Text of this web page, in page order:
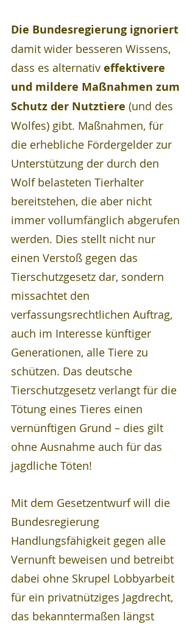
Die Bundesregierung ignoriert
damit wider besseren Wissens,
dass es alternativ effektivere
und mildere Maßnahmen zum
Schutz der Nutztiere (und des
Wolfes) gibt. Maßnahmen, für
die erhebliche Fördergelder zur
Unterstützung der durch den
Wolf belasteten Tierhalter
bereitstehen, die aber nicht
immer vollumfänglich abgerufen
werden. Dies stellt nicht nur
einen Verstoß gegen das
Tierschutzgesetz dar, sondern
missachtet den
verfassungsrechtlichen Auftrag,
auch im Interesse künftiger
Generationen, alle Tiere zu
schützen. Das deutsche
Tierschutzgesetz verlangt für die
Tötung eines Tieres einen
vernünftigen Grund – dies gilt
ohne Ausnahme auch für das
jagdliche Töten!
Mit dem Gesetzentwurf will die
Bundesregierung
Handlungsfähigkeit gegen alle
Vernunft beweisen und betreibt
dabei ohne Skrupel Lobbyarbeit
für ein privatnütziges Jagdrecht,
das bekanntermaßen längst